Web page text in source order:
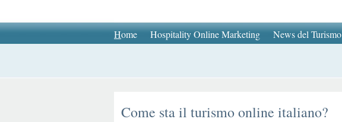
Home Hospitality Online Marketing News del Turismo
Come sta il turismo online italiano?